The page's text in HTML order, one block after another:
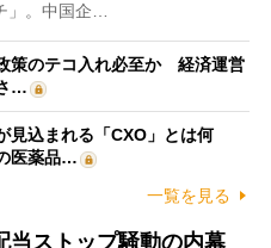
」。中国企…
策のテコ入れ必至か 経済運営
…
見込まれる「CXO」とは何
医薬品…
一覧を見る
当ストップ騒動の内幕